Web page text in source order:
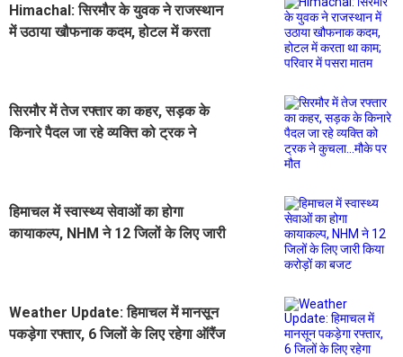
Himachal: सिरमौर के युवक ने राजस्थान
में उठाया खौफनाक कदम, होटल में करता
सिरमौर में तेज रफ्तार का कहर, सड़क के
किनारे पैदल जा रहे व्यक्ति को ट्रक ने
हिमाचल में स्वास्थ्य सेवाओं का होगा
कायाकल्प, NHM ने 12 जिलों के लिए जारी
Weather Update: हिमाचल में मानसून
पकड़ेगा रफ्तार, 6 जिलों के लिए रहेगा ऑरैंज